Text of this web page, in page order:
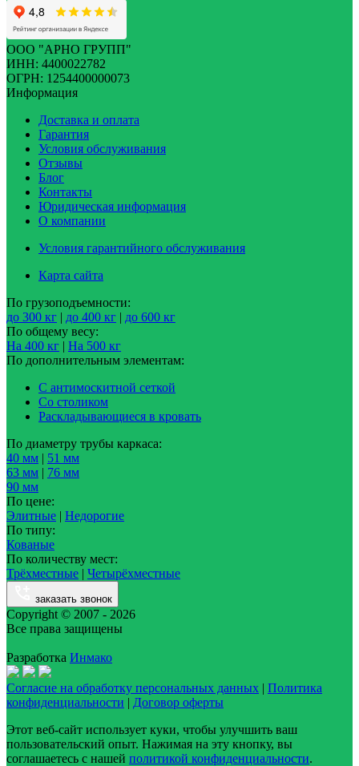
ООО "АРНО ГРУПП"
ИНН: 4400022782
ОГРН: 1254400000073
Информация
Доставка и оплата
Гарантия
Условия обслуживания
Отзывы
Блог
Контакты
Юридическая информация
О компании
Условия гарантийного обслуживания
Карта сайта
По грузоподъемности:
до 300 кг | до 400 кг | до 600 кг
По общему весу:
На 400 кг | На 500 кг
По дополнительным элементам:
С антимоскитной сеткой
Со столиком
Раскладывающиеся в кровать
По диаметру трубы каркаса:
40 мм | 51 мм
63 мм | 76 мм
90 мм
По цене:
Элитные | Недорогие
По типу:
Кованые
По количеству мест:
Трёхместные | Четырёхместные
заказать звонок
Copyright © 2007 - 2026
Все права защищены
Разработка Инмако
Согласие на обработку персональных данных | Политика
конфиденциальности | Договор оферты
Этот веб-сайт использует куки, чтобы улучшить ваш
пользовательский опыт. Нажимая на эту кнопку, вы
соглашаетесь с нашей политикой конфиденциальности.